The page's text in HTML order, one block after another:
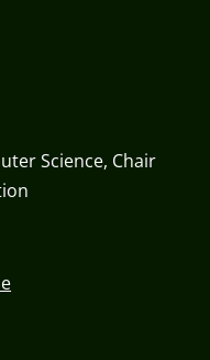
Science, Chair